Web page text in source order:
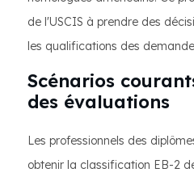
de l'USCIS à prendre des
les qualifications des
Scénarios
des évaluations
Les professionnels des
obtenir la classification EB-2